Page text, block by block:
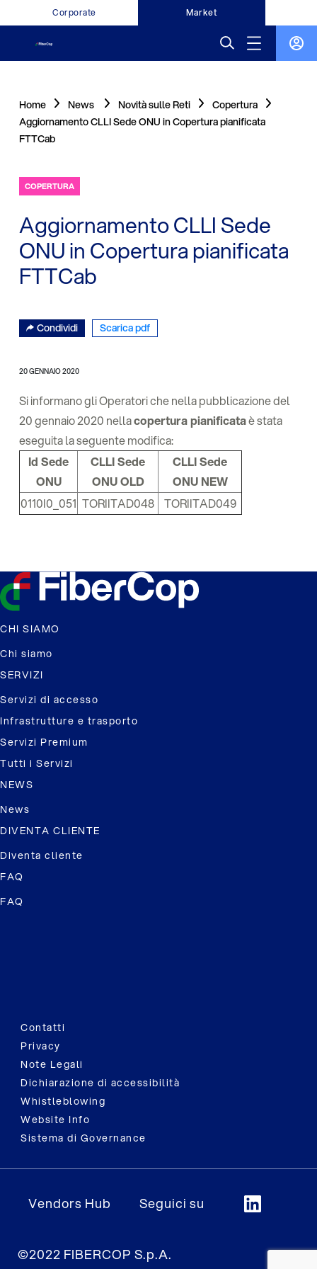
Corporate Market
Home News Novità sulle Reti
Copertura
Aggiornamento CLLI Sede ONU in Copertura pianificata
FTTCab
COPERTURA
Aggiornamento CLLI Sede
ONU in Copertura pianificata
FTTCab
Condividi Scarica pdf
20 GENNAIO 2020
Si informano gli Operatori che nella pubblicazione del
20 gennaio 2020 nellacopertura pianificataè stata
eseguita la seguente modifica:
Id Sede
ONU
CLLI Sede
ONU OLD
CLLI Sede
ONU NEW
0110I0_051 TORIITAD048 TORIITAD049
CHI SIAMO
Chi siamo
SERVIZI
Servizi di accesso
Infrastrutture e trasporto
Servizi Premium
Tutti i Servizi
NEWS
News
DIVENTA CLIENTE
Diventa cliente
FAQ
FAQ
Contatti
Privacy
Note Legali
Dichiarazione di accessibilità
Whistleblowing
Website Info
Sistema di Governance
Vendors Hub Seguici su
©2022 FIBERCOP S.p.A.